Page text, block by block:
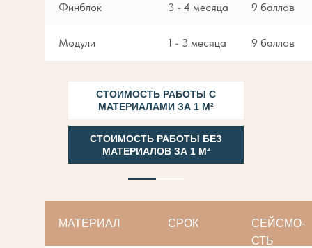
Финблок 3 - 4 месяца 9 баллов
Модули 1 - 3 месяца 9 баллов
СТОИМОСТЬ РАБОТЫ С
МАТЕРИАЛАМИ ЗА 1 М²
СТОИМОСТЬ РАБОТЫ БЕЗ
МАТЕРИАЛОВ ЗА 1 М²
МАТЕРИАЛ СРОК
СЕЙСМО-
СТЬ